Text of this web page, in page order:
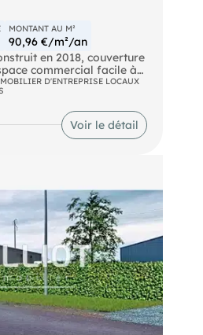
MONTANT AU M²
90,96 €/m²/an
en 2018, couverture
commercial facile à
parking de 60/80 places,
commerciales ou
D'ENTREPRISE LOCAUX
Voir le détail